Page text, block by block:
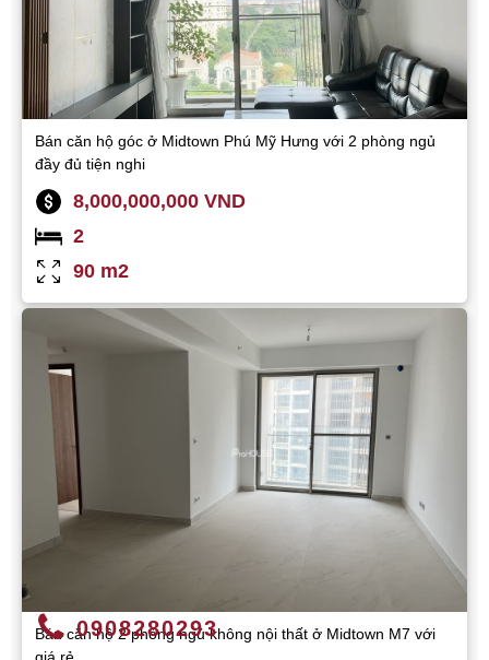
Bán căn hộ góc ở Midtown Phú Mỹ Hưng với 2 phòng ngủ
đầy đủ tiện nghi
8,000,000,000 VND
2
90 m2
Bán căn hộ 2 phòng ngủ không nội thất ở Midtown M7 với
giá rẻ
0908280293